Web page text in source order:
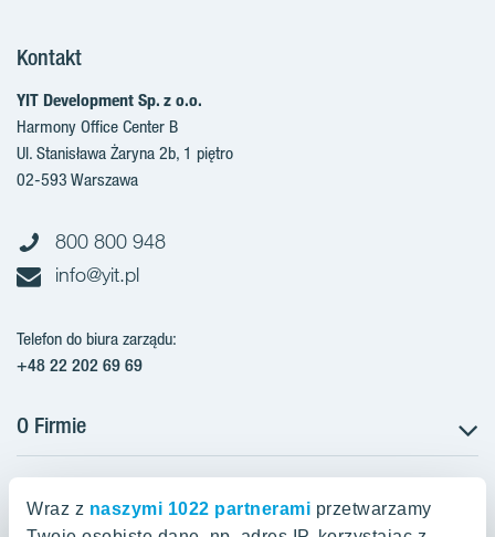
Wraz z naszymi 1022 partnerami przetwarzamy
Kontakt
YIT Development Sp. z o.o.
Harmony Office Center B
Ul. Stanisława Żaryna 2b, 1 piętro
02-593 Warszawa
800 800 948
info@yit.pl
Telefon do biura zarządu:
+48 22 202 69 69
O Firmie
Projekty w przygotowaniu
Projekty zrealizowane
Projekty w Polsce